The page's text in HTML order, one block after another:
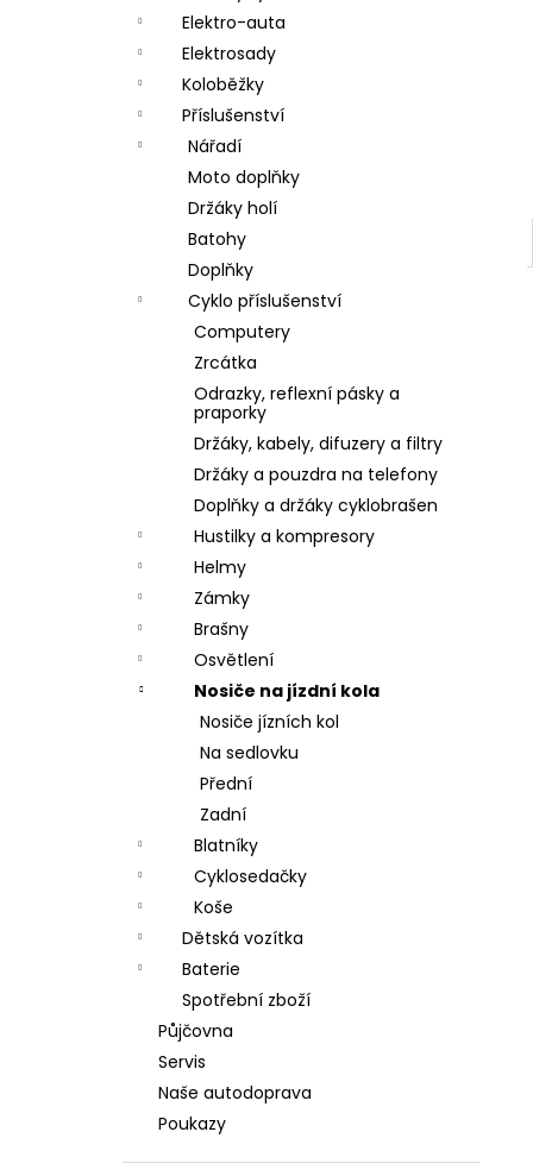
Elektro-auta
Elektrosady
Koloběžky
Příslušenství
Nářadí
Moto doplňky
Držáky holí
Batohy
Doplňky
Cyklo příslušenství
Computery
Zrcátka
Odrazky, reflexní pásky a
praporky
Držáky, kabely, difuzery a filtry
Držáky a pouzdra na telefony
Doplňky a držáky cyklobrašen
Hustilky a kompresory
Helmy
Zámky
Brašny
Osvětlení
Nosiče na jízdní kola
Nosiče jízních kol
Na sedlovku
Přední
Zadní
Blatníky
Cyklosedačky
Koše
Dětská vozítka
Baterie
Spotřební zboží
Půjčovna
Servis
Naše autodoprava
Poukazy